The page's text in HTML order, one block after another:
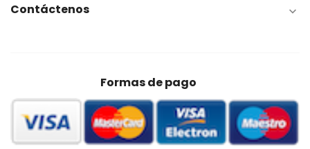
Contáctenos 
Formas de pago